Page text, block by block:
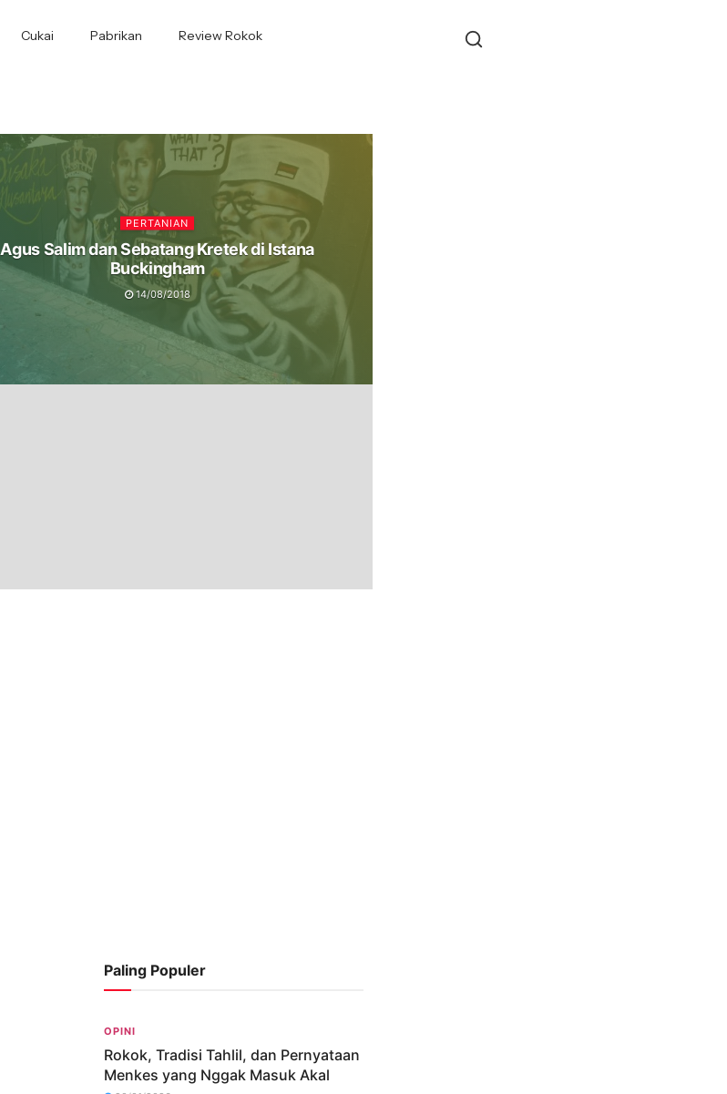
Cukai Pabrikan Review Rokok
PERTANIAN
Agus Salim dan Sebatang Kretek di Istana
Buckingham
14/08/2018
Paling Populer
OPINI
Rokok, Tradisi Tahlil, dan Pernyataan
Menkes yang Nggak Masuk Akal